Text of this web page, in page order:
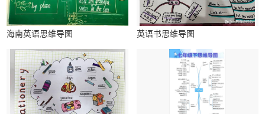
海南英语思维导图 英语书思维导图